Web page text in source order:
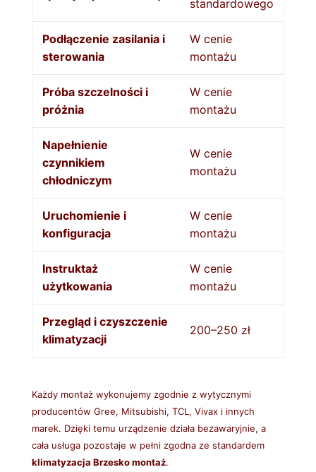
standardowego
Podłączenie zasilania i
sterowania
W cenie
montażu
Próba szczelności i
próżnia
W cenie
montażu
Napełnienie
czynnikiem
chłodniczym
W cenie
montażu
Uruchomienie i
konfiguracja
W cenie
montażu
Instruktaż
użytkowania
W cenie
montażu
Przegląd i czyszczenie
klimatyzacji
200–250 zł
Każdy montaż wykonujemy zgodnie z wytycznymi
producentów Gree, Mitsubishi, TCL, Vivax i innych
marek. Dzięki temu urządzenie działa bezawaryjnie, a
cała usługa pozostaje w pełni zgodna ze standardem
klimatyzacja Brzesko montaż.